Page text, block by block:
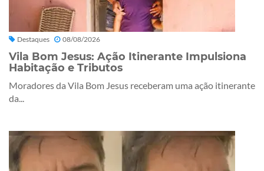
Destaques 08/08/2026
Vila Bom Jesus: Ação Itinerante Impulsiona
Habitação e Tributos
Moradores da Vila Bom Jesus receberam uma ação itinerante
da...